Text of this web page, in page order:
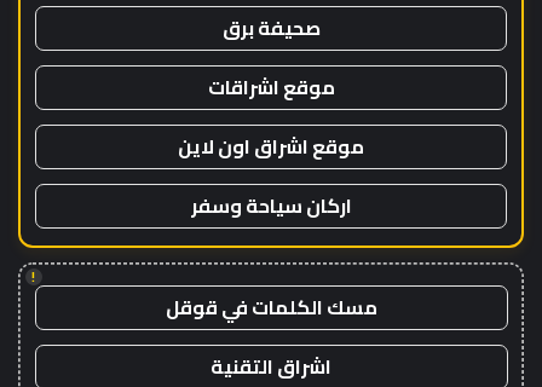
صحيفة برق
موقع اشراقات
موقع اشراق اون لاين
اركان سياحة وسفر
!
مسك الكلمات في قوقل
اشراق التقنية